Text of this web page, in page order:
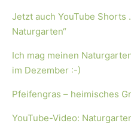
Jetzt auch YouTube Shorts
Naturgarten“
Ich mag meinen
im Dezember :-)
Pfeifengras – heimisches
YouTube-Video: